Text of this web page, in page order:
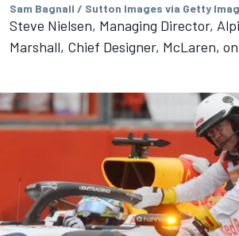
Sam Bagnall / Sutton Images via Getty
Steve Nielsen, Managing Director,
Marshall, Chief Designer, McLaren,